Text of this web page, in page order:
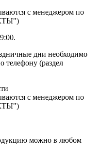
с менеджером по
дни необходимо
телефону (раздел
с менеджером по
можно в любом